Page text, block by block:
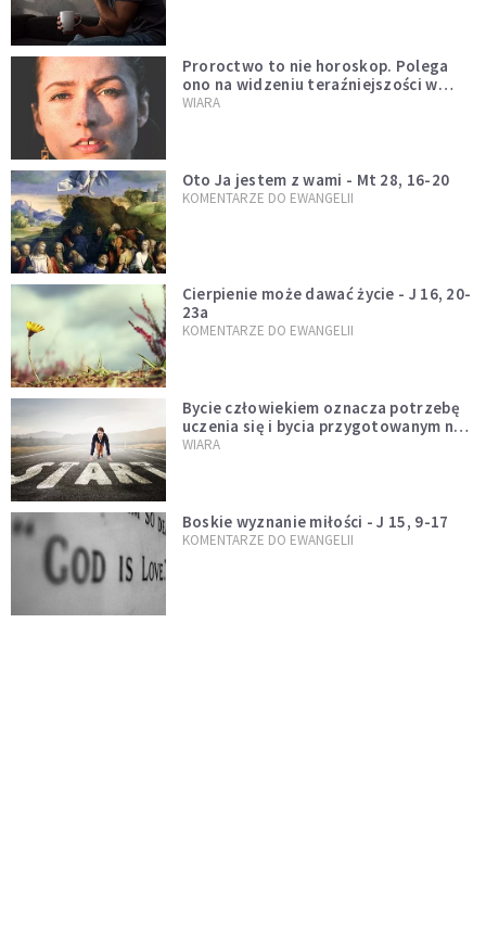
Proroctwo to nie horoskop. Polega
ono na widzeniu teraźniejszości w
świetle przeszłości Jezusa
WIARA
Oto Ja jestem z wami - Mt 28, 16-20
KOMENTARZE DO EWANGELII
Cierpienie może dawać życie - J 16, 20-
23a
KOMENTARZE DO EWANGELII
Bycie człowiekiem oznacza potrzebę
uczenia się i bycia przygotowanym na
nowość każdej sytuacji
WIARA
Boskie wyznanie miłości - J 15, 9-17
KOMENTARZE DO EWANGELII